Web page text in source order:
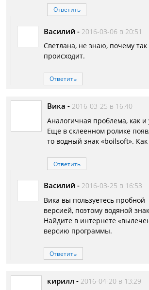
Ответить
Василий - 2016-03-06 в 20:51
Светлана, не знаю, почему так
происходит.
Ответить
Вика - 2016-03-25 в 16:40
Аналогичная проблема, как и
Еще в склеенном ролике
то водный знак «boilsoft». Как
Ответить
Василий - 2016-03-25 в 16:53
Вика вы пользуетесь пробной
версией, поэтому водяной
Найдите в интернете
версию программы.
Ответить
кирилл - 2016-04-20 в 13:29